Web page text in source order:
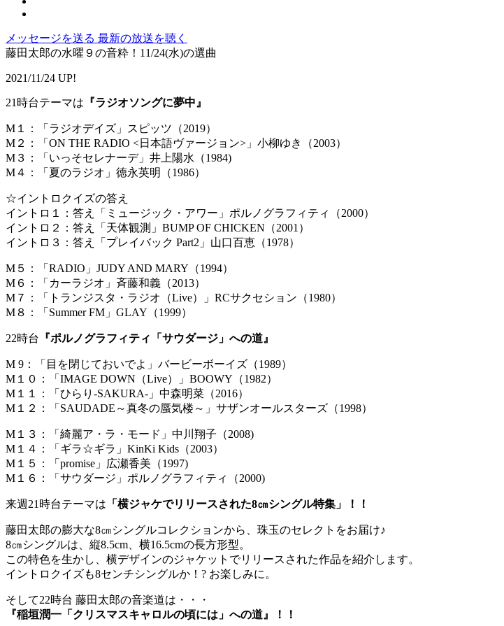
メッセージを送る 最新の放送を聴く
藤田太郎の水曜９の音粋！11/24(水)の選曲
2021/11/24 UP!
21時台テーマは 『ラジオソングに夢中』
M１：「ラジオデイズ」スピッツ（2019）
M２：「ON THE RADIO <日本語ヴァージョン>」小柳ゆき（2003）
M３：「いっそセレナーデ」井上陽水（1984)
M４：「夏のラジオ」徳永英明（1986）
☆イントロクイズの答え
イントロ１：答え「ミュージック・アワー」ポルノグラフィティ（2000）
イントロ２：答え「天体観測」BUMP OF CHICKEN（2001）
イントロ３：答え「プレイバック Part2」山口百恵（1978）
M５：「RADIO」JUDY AND MARY（1994）
M６：「カーラジオ」斉藤和義（2013）
M７：「トランジスタ・ラジオ（Live）」RCサクセション（1980）
M８：「Summer FM」GLAY（1999）
22時台 『ポルノグラフィティ「サウダージ」への道』
M 9：「目を閉じておいでよ」バービーボーイズ（1989）
M１０：「IMAGE DOWN（Live）」BOOWY（1982）
M１１：「ひらり-SAKURA-」中森明菜（2016）
M１２：「SAUDADE～真冬の蜃気楼～」サザンオールスターズ（1998）
M１３：「綺麗ア・ラ・モード」中川翔子（2008)
M１４：「ギラ☆ギラ」KinKi Kids（2003）
M１５：「promise」広瀬香美（1997)
M１６：「サウダージ」ポルノグラフィティ（2000)
来週21時台テーマは 「横ジャケでリリースされた8㎝シングル特集」！！
藤田太郎の膨大な8㎝シングルコレクションから、珠玉のセレクトをお届け♪
8㎝シングルは、縦8.5cm、横16.5cmの長方形型。
この特色を生かし、横デザインのジャケットでリリースされた作品を紹介します。
イントロクイズも8センチシングルか！? お楽しみに。
そして22時台 藤田太郎の音楽道は・・・
『稲垣潤一「クリスマスキャロルの頃には」への道』！！